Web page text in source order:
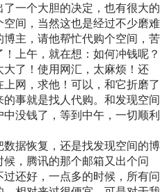
一个大胆的决定，也有很大的
间，当然这也是经过不少磨难
主，请他帮忙代购个空间，苦
上午，就在想：如何冲钱呢？
了！使用网汇，太麻烦！还
网，求他！可以，和它折磨了
事就是找人代购。和发现空间
没钱了，等到中午，一切顺利
据恢复，还是找发现空间的博
，腾讯的那个邮箱又出个问
还好，一点多的时候，所有问